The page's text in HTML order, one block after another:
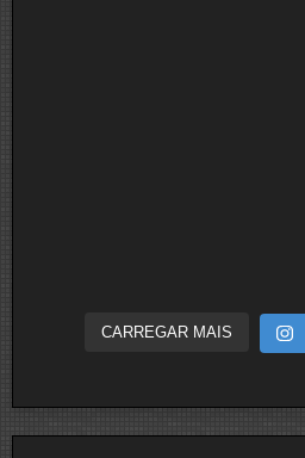
CARREGAR MAIS